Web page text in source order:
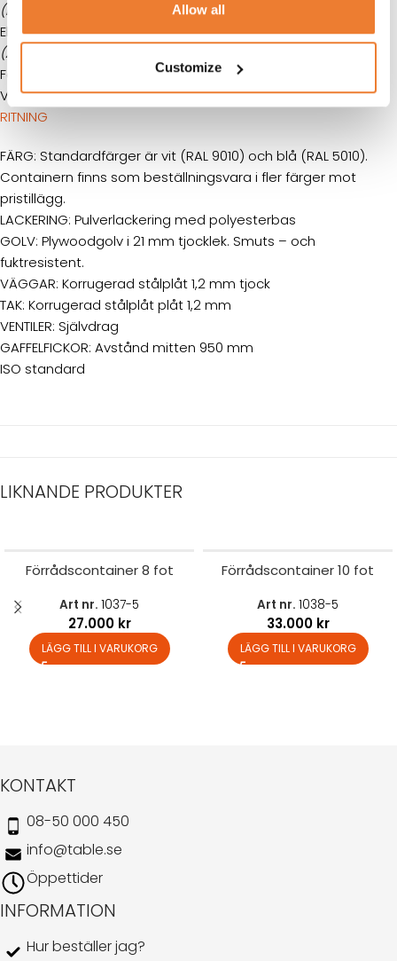
Allow all
Customize
(Motsvarande 60 mm ull.)
Elcentral 16A / 400V – 4000 kr
(Anslutning via hål täckt med utanpåliggande gummiskydd.)
Fast utanpåliggande 16A kontakt är tillval – 1000 kr
Värmefläkt 2 kWh – 1500 kr
RITNING
FÄRG: Standardfärger är vit (RAL 9010) och blå (RAL 5010).
Containern finns som beställningsvara i fler färger mot
pristillägg.
LACKERING: Pulverlackering med polyesterbas
GOLV: Plywoodgolv i 21 mm tjocklek. Smuts – och
fuktresistent.
VÄGGAR: Korrugerad stålplåt 1,2 mm tjock
TAK: Korrugerad stålplåt plåt 1,2 mm
VENTILER: Självdrag
GAFFELFICKOR: Avstånd mitten 950 mm
ISO standard
LIKNANDE PRODUKTER
Förrådscontainer 8 fot
Art nr. 1037-5
27.000 kr
LÄGG TILL I VARUKORG
Förrådscontainer 10 fot
Art nr. 1038-5
33.000 kr
LÄGG TILL I VARUKORG
KONTAKT
08-50 000 450
info@table.se
Öppettider
INFORMATION
Hur beställer jag?